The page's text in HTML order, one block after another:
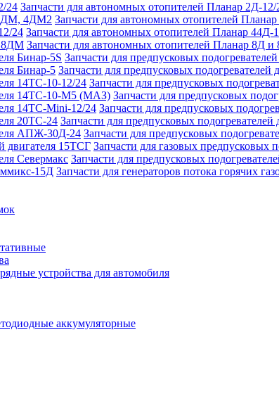
Запчасти для автономных отопителей Планар 2Д-12/
Запчасти для автономных отопителей
Запчасти для автономных отопителей Планар 44Д-
Запчасти для автономных отопителей Планар 8Д
Запчасти для предпусковых
Запчасти для предпусковых подогревателей
Запчасти для предпусковых
Запчасти для предпусковых
Запчасти для предпусковых
Запчасти для предпусковых
Запчасти для предпусковых
Запчасти для газовых предпусковых
Запчасти для предпусковых
Запчасти для генераторов потока горячих
устройства для автомобиля
аккумуляторные